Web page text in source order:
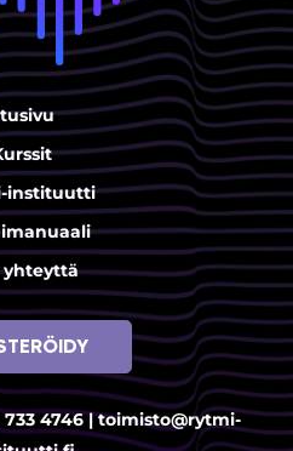
instituutti
yhteyttä
4746|toimisto@rytmi-